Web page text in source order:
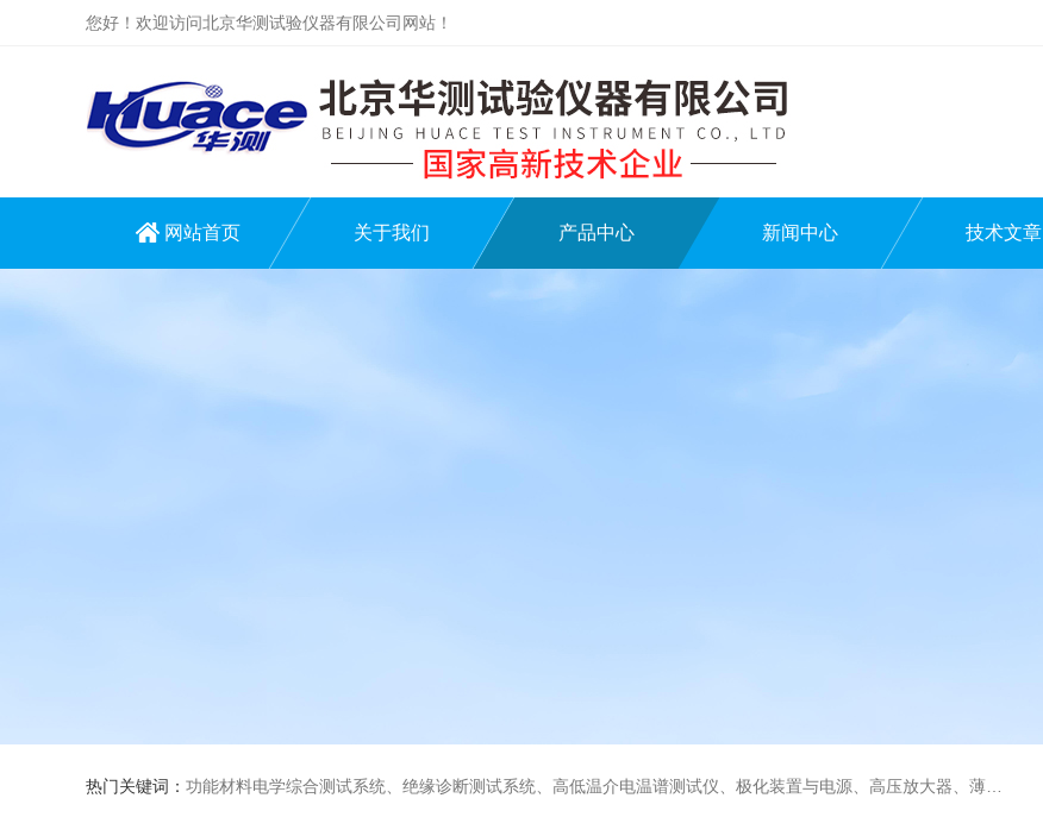
您好！欢迎访问北京华测试验仪器有限公司网站！
网站首页 关于我们 产品中心 新闻中心 技术文章
热门关键词： 功能材料电学综合测试系统、绝缘诊断测试系统、高低温介电温谱测试仪、极化装置与电源、高压放大器、薄膜极化、高低温冷热台、铁电压电热释电测试仪、绝缘材料电学性能综合测试平台、电击穿强度试验仪、耐电弧试验仪、高压漏电起痕测试仪、储能材料电学测控系统。